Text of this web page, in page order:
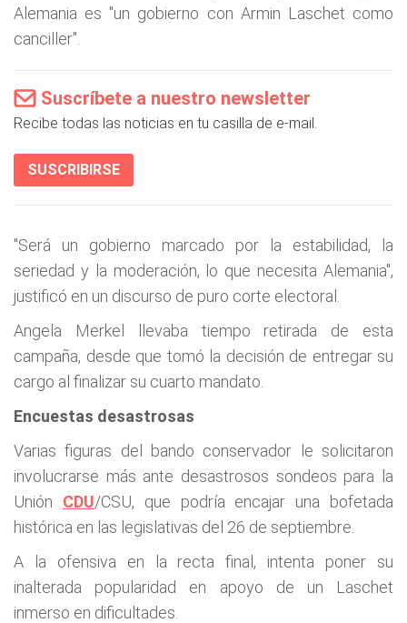
Alemania es "un gobierno con Armin Laschet como
canciller".
Suscríbete a nuestro newsletter
Recibe todas las noticias en tu casilla de e-mail.
SUSCRIBIRSE
"Será un gobierno marcado por la estabilidad, la
seriedad y la moderación, lo que necesita Alemania",
justificó en un discurso de puro corte electoral.
Angela Merkel llevaba tiempo retirada de esta
campaña, desde que tomó la decisión de entregar su
cargo al finalizar su cuarto mandato.
Encuestas desastrosas
Varias figuras del bando conservador le solicitaron
involucrarse más ante desastrosos sondeos para la
Unión CDU/CSU, que podría encajar una bofetada
histórica en las legislativas del 26 de septiembre.
A la ofensiva en la recta final, intenta poner su
inalterada popularidad en apoyo de un Laschet
inmerso en dificultades.